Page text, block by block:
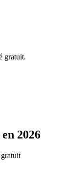
gratuit.
2026